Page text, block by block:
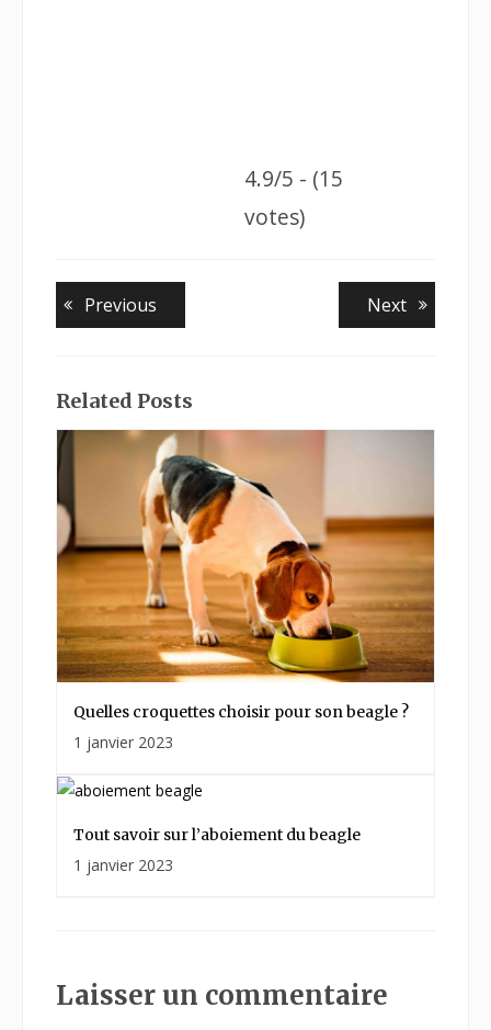
4.9/5 - (15
votes)
Previous Next
Related Posts
Quelles croquettes choisir pour son beagle ?
1 janvier 2023
Tout savoir sur l’aboiement du beagle
1 janvier 2023
Laisser un commentaire